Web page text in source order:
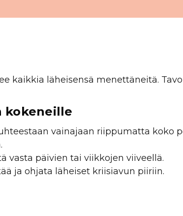
kaikkia läheisensä menettäneitä.
kokeneille
vainajaan riippumatta koko
vasta päivien tai viikkojen viiveellä.
ja ohjata läheiset kriisiavun piiriin.